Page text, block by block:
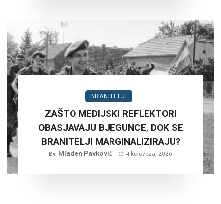
BRANITELJI
ZAŠTO MEDIJSKI REFLEKTORI
OBASJAVAJU BJEGUNCE, DOK SE
BRANITELJI MARGINALIZIRAJU?
By Mladen Pavković 4 kolovoza, 2026